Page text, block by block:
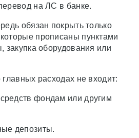
на ЛС в банке.
обязан покрыть только
прописаны пунктами
закупка оборудования или
расходах не входит:
фондам или другим
депозиты.